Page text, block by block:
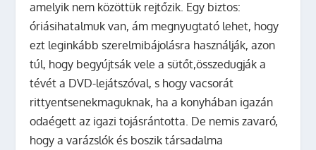
amelyik nem közöttük rejtőzik. Egy biztos:
óriásihatalmuk van, ám megnyugtató lehet, hogy
ezt leginkább szerelmibájolásra használják, azon
túl, hogy begyújtsák vele a sütőt,összedugják a
tévét a DVD-lejátszóval, s hogy vacsorát
rittyentsenekmaguknak, ha a konyhában igazán
odaégett az igazi tojásrántotta. De nemis zavaró,
hogy a varázslók és boszik társadalma